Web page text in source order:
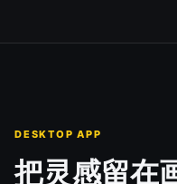
DESKTOP APP
把灵感留在